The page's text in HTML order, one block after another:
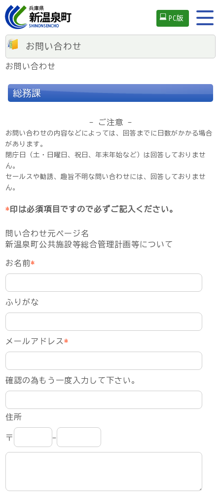
PC版
お問い合わせ
お問い合わせ
総務課
- ご注意 -
お問い合わせの内容などによっては、回答までに日数がかかる場合
があります。
閉庁日（土・日曜日、祝日、年末年始など）は回答しておりませ
ん。
セールスや勧誘、趣旨不明な問い合わせには、回答しておりませ
ん。
*印は必須項目ですので必ずご記入ください。
問い合わせ元ページ名
新温泉町公共施設等総合管理計画等について
お名前*
ふりがな
メールアドレス*
確認の為もう一度入力して下さい。
住所
〒 -